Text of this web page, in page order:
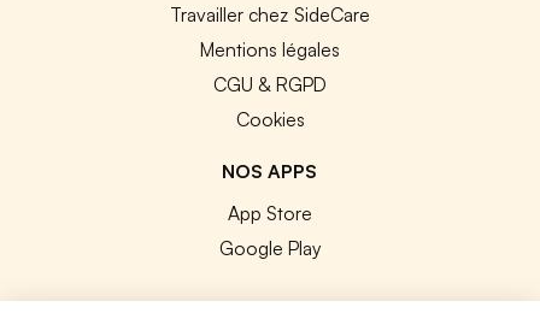
Travailler chez SideCare
Mentions légales
CGU & RGPD
Cookies
NOS APPS
App Store
Google Play